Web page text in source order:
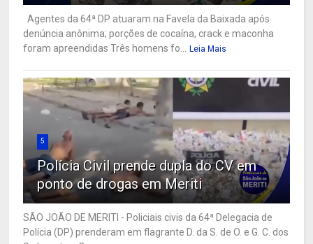
Agentes da 64ª DP atuaram na Favela da Baixada após
denúncia anônima; porções de cocaína, crack e maconha
foram apreendidas Três homens fo... Leia Mais
5
Polícia Civil prende dupla do CV em
ponto de drogas em Meriti
SÃO JOÃO DE MERITI - Policiais civis da 64ª Delegacia de
Polícia (DP) prenderam em flagrante D. da S. de O. e G. C. dos